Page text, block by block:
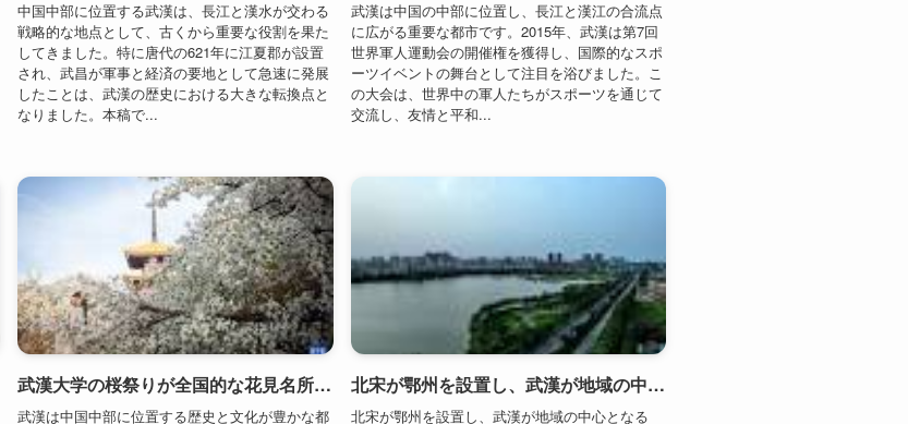
武漢大学の桜祭りが全国的な花見名所となる（1990年代）
武漢は中国中部に位置する歴史と文化が豊かな都
市であり、その中でも武漢大学の桜祭りは1990年
代から全国的に知られる花見の名所として注目を
集めています。春になると武漢大学のキャンパス
は満開の桜で彩られ、多くの観光客や地元の人々
が訪れます。本稿...
北宋が鄂州を設置し、武漢が地域の中心となる
（974年）という歴史的な出来事は、中国の長江
中流域に位置する武漢の発展において極めて重要
な転換点となりました。この事件は単なる行政区
画の変更にとどまらず、地域の政治的・経済的な
中心地としての武漢の...